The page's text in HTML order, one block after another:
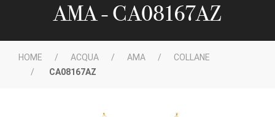
AMA - CA08167AZ
HOME ACQUA AMA
COLLANE
CA08167AZ